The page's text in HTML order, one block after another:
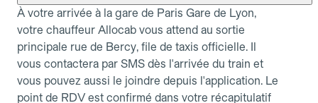
À votre arrivée à la gare de Paris Gare de Lyon,
votre chauffeur Allocab vous attend au sortie
principale rue de Bercy, file de taxis officielle. Il
vous contactera par SMS dès l'arrivée du train et
vous pouvez aussi le joindre depuis l'application. Le
point de RDV est confirmé dans votre récapitulatif